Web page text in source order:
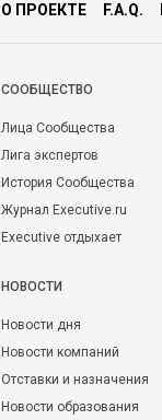
О ПРОЕКТЕ F.A.Q.
CООБЩЕСТВО
Лица Сообщества
Лига экспертов
История Сообщества
Журнал Executive.ru
Executive отдыхает
НОВОСТИ
Новости дня
Новости компаний
Отставки и назначения
Новости образования